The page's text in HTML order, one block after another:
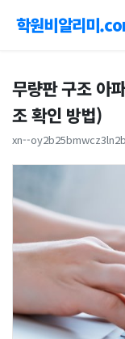
학원비알리미
무량판 구조 아
조 확인 방법)
xn--